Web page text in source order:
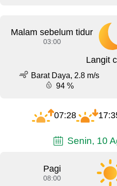
Malam sebelum tidur
03:00
Langit
Barat Daya, 2.8 m/s
94 %
07:28
Senin, 10
Pagi
08:00